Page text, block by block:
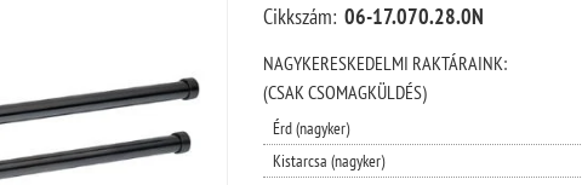
Cikkszám: 06-17.070.28.0N
NAGYKERESKEDELMI RAKTÁRAINK:
(CSAK CSOMAGKÜLDÉS)
Érd (nagyker)
Kistarcsa (nagyker)